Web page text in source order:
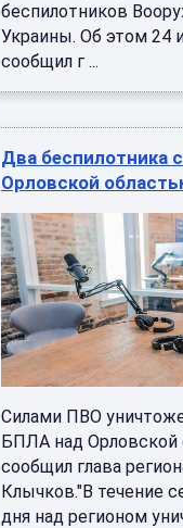
беспилотников
Украины. Об этом 24
сообщил г ...
Два беспилотника
Орловской
Силами ПВО
БПЛА над Орловской
сообщил глава
Клычков."В течение
дня над регионом